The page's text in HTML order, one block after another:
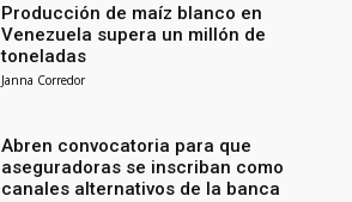
Producción de maíz blanco en
Venezuela supera un millón de
toneladas
Janna Corredor
Abren convocatoria para que
aseguradoras se inscriban como
canales alternativos de la banca